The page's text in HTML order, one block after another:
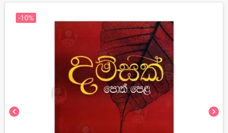
chevron_left chevron_right
-10%